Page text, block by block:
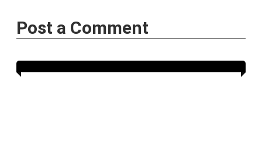
Post a Comment